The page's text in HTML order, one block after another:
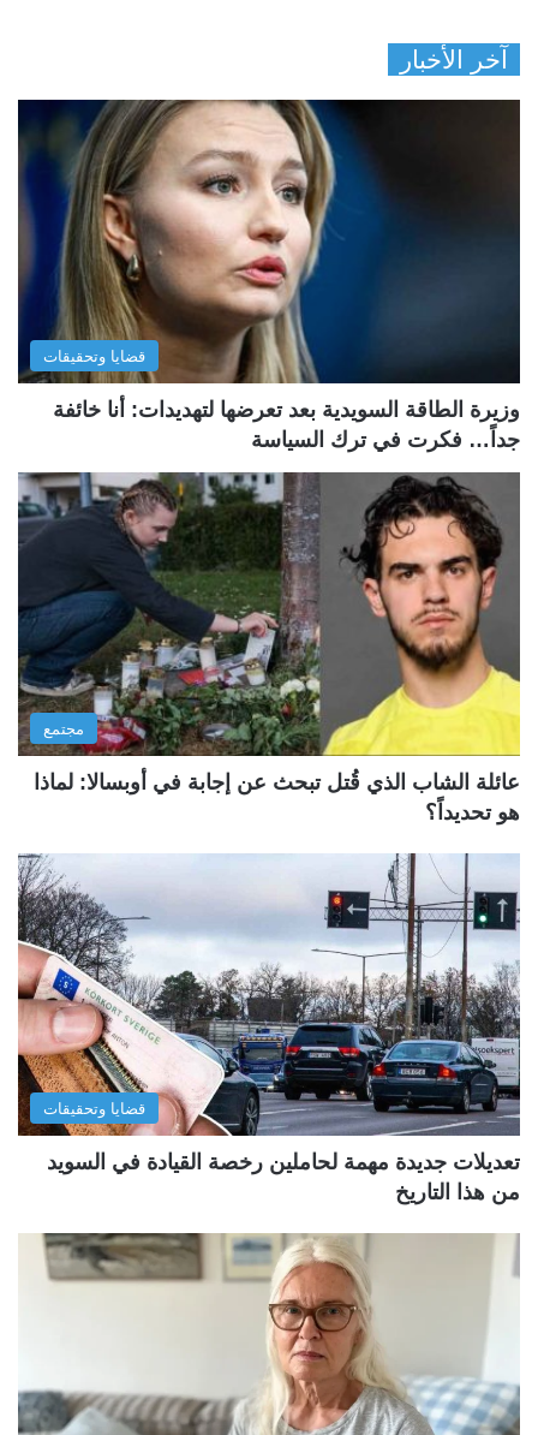
آخر الأخبار
قضايا وتحقيقات
وزيرة الطاقة السويدية بعد تعرضها لتهديدات: أنا خائفة
جداً… فكرت في ترك السياسة
مجتمع
عائلة الشاب الذي قُتل تبحث عن إجابة في أوبسالا: لماذا
هو تحديداً؟
قضايا وتحقيقات
تعديلات جديدة مهمة لحاملين رخصة القيادة في السويد
من هذا التاريخ